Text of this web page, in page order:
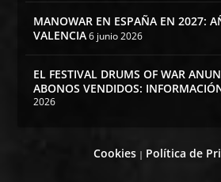
MANOWAR EN ESPAÑA EN 2027:
VALENCIA 6 junio 2026
EL FESTIVAL DRUMS OF WAR
ABONOS VENDIDOS:
2026
Cookies| Política de